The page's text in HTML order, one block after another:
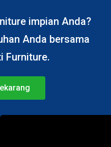
impian Anda?
Anda bersama
Furniture.